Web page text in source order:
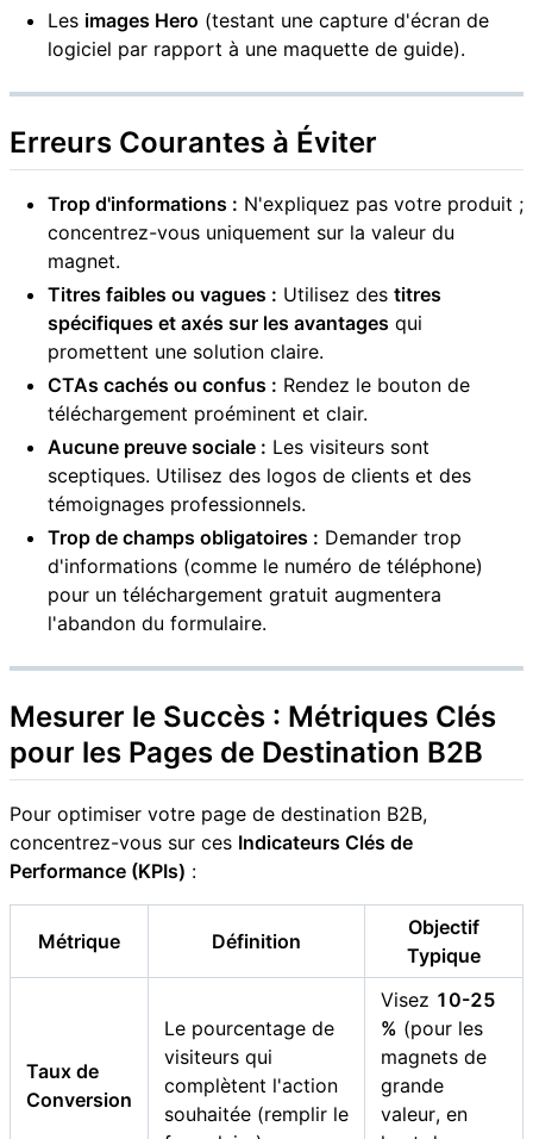
Les images Hero (testant une capture d'écran de
logiciel par rapport à une maquette de guide).
Erreurs Courantes à Éviter
Trop d'informations : N'expliquez pas votre produit ;
concentrez-vous uniquement sur la valeur du
magnet.
Titres faibles ou vagues : Utilisez des titres
spécifiques et axés sur les avantages qui
promettent une solution claire.
CTAs cachés ou confus : Rendez le bouton de
téléchargement proéminent et clair.
Aucune preuve sociale : Les visiteurs sont
sceptiques. Utilisez des logos de clients et des
témoignages professionnels.
Trop de champs obligatoires : Demander trop
d'informations (comme le numéro de téléphone)
pour un téléchargement gratuit augmentera
l'abandon du formulaire.
Mesurer le Succès : Métriques Clés
pour les Pages de Destination B2B
Pour optimiser votre page de destination B2B,
concentrez-vous sur ces Indicateurs Clés de
Performance (KPIs) :
Métrique Définition
Objectif
Typique
Taux de
Conversion
Le pourcentage de
visiteurs qui
complètent l'action
souhaitée (remplir le
Visez 10-25
% (pour les
magnets de
grande
valeur, en